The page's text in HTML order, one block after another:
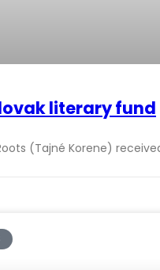
literary fund
(Tajné Korene)